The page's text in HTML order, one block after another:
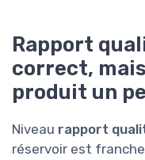
Rapport
correct,
produit un
Niveau rapport
réservoir est